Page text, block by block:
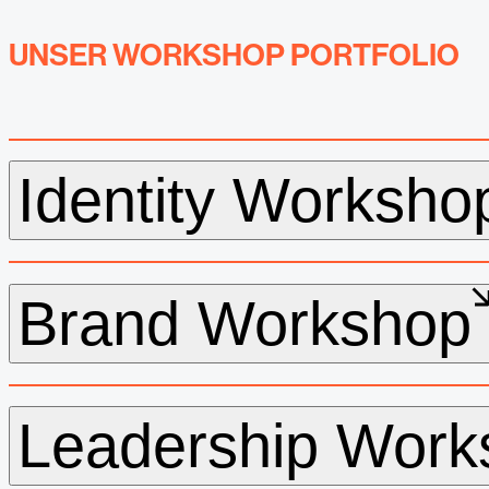
UNSER WORKSHOP PORTFOLIO
Identity
Unternehmensidentität zeigt sich
– sondern im Alltag.
Im Identity Workshop wollen wir
Brand Workshop
Markenarbeit basiert auf Identität
Leadership